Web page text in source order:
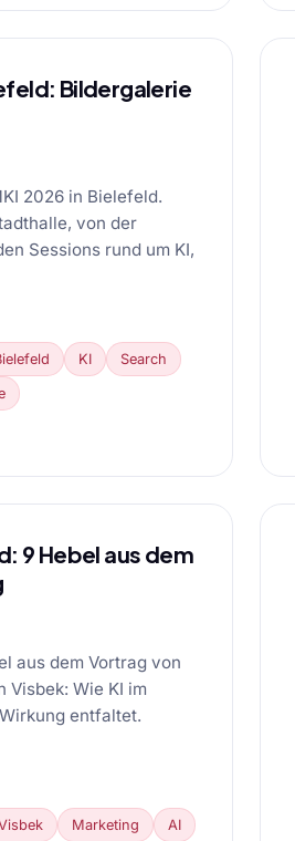
Bildergalerie
2026 in Bielefeld.
von der
Sessions rund um KI,
KI Search
9 Hebel aus dem
aus dem Vortrag von
Visbek: Wie KI im
entfaltet.
Marketing AI